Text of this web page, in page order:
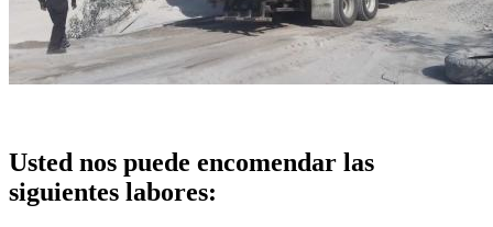
Usted nos puede encomendar las
siguientes labores: